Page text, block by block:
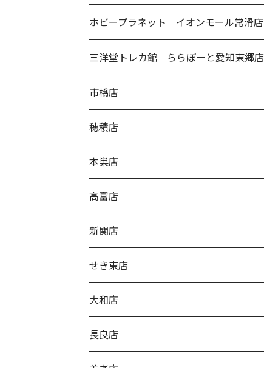
ホビープラネット イオンモール常滑店
三洋堂トレカ館 ららぽーと愛知東郷店
市橋店
穂積店
本巣店
高富店
新関店
せき東店
大和店
長良店